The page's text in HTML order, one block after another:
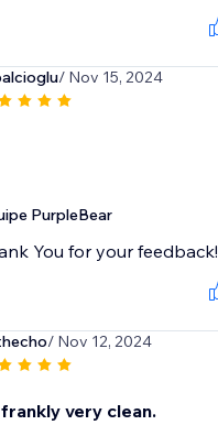
/ Nov 15, 2024
PurpleBear
You for your feedback!
/ Nov 12, 2024
very clean.